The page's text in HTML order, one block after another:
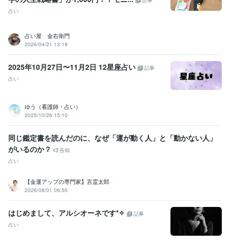
占い
占い屋 金右衛門
2026/04/21 13:18
2025年10月27日〜11月2日 12星座占い
記事
占い
ゆう（看護師・占い）
2025/10/26 15:10
同じ鑑定書を読んだのに、なぜ「運が動く人」と「動かない人」
がいるのか？
告知
占い
【金運アップの専門家】言霊太郎
2026/08/01 06:50
はじめまして、アルシオーネです*✧
記事
占い